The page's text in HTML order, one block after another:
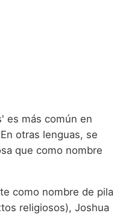
es más común en
otras lenguas, se
que como nombre
como nombre de pila
religiosos), Joshua